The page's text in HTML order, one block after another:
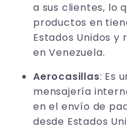
a sus clientes, lo
productos en
Estados Unidos
en Venezuela.
Aerocasillas: Es
mensajería
en el envío de
desde Estados